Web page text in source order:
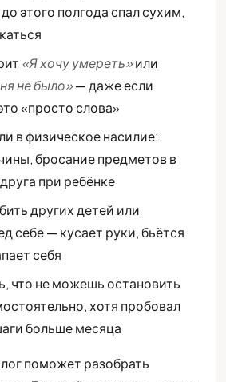
этого полгода спал сухим,
«Я хочу умереть»или
не было»— даже если
«просто слова»
в физическое насилие:
бросание предметов в
при ребёнке
других детей или
себе — кусает руки, бьётся
себя
что не можешь остановить
хотя пробовал
больше месяца
поможет разобрать